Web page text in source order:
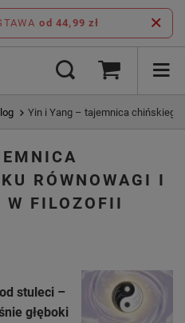
od 44,99 zł
Yin i Yang – tajemnica
RÓWNOWAGI I
W FILOZOFII
stuleci –
głęboki